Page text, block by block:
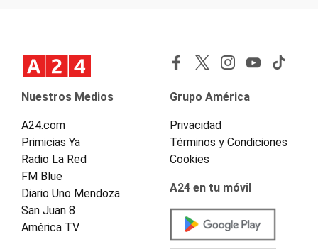
Nuestros Medios
A24.com
Primicias Ya
Radio La Red
FM Blue
Diario Uno Mendoza
San Juan 8
América TV
Grupo América
Privacidad
Términos y Condiciones
Cookies
A24 en tu móvil